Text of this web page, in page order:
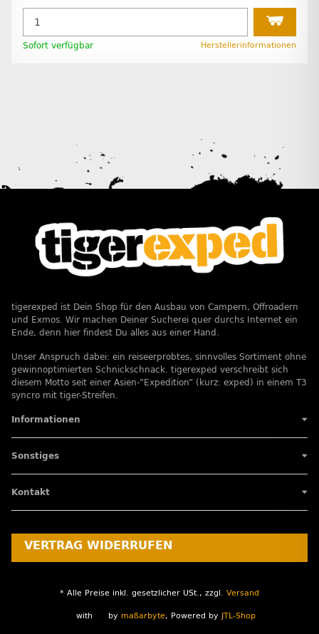
Sofort verfügbar Herstellerinformationen
tigerexped ist Dein Shop für den Ausbau von Campern, Offroadern
und Exmos. Wir machen Deiner Sucherei quer durchs Internet ein
Ende, denn hier findest Du alles aus einer Hand.
Unser Anspruch dabei: ein reiseerprobtes, sinnvolles Sortiment ohne
gewinnoptimierten Schnickschnack. tigerexped verschreibt sich
diesem Motto seit einer Asien-”Expedition” (kurz: exped) in einem T3
syncro mit tiger-Streifen.
Informationen
Sonstiges
Kontakt
VERTRAG WIDERRUFEN
* Alle Preise inkl. gesetzlicher USt., zzgl. Versand
with by maßarbyte, Powered by JTL-Shop